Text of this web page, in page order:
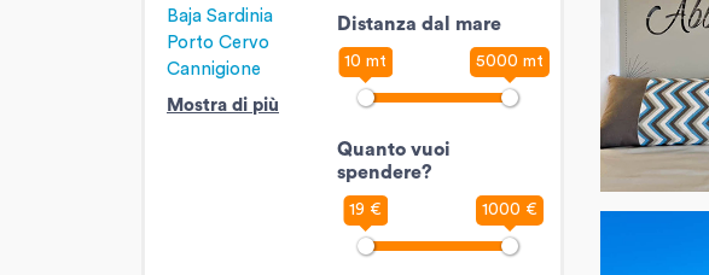
Baja Sardinia
Porto Cervo
Cannigione
Mostra di più
Distanza dal mare
10 mt 5000 mt
Quanto vuoi
spendere?
19 € 1000 €